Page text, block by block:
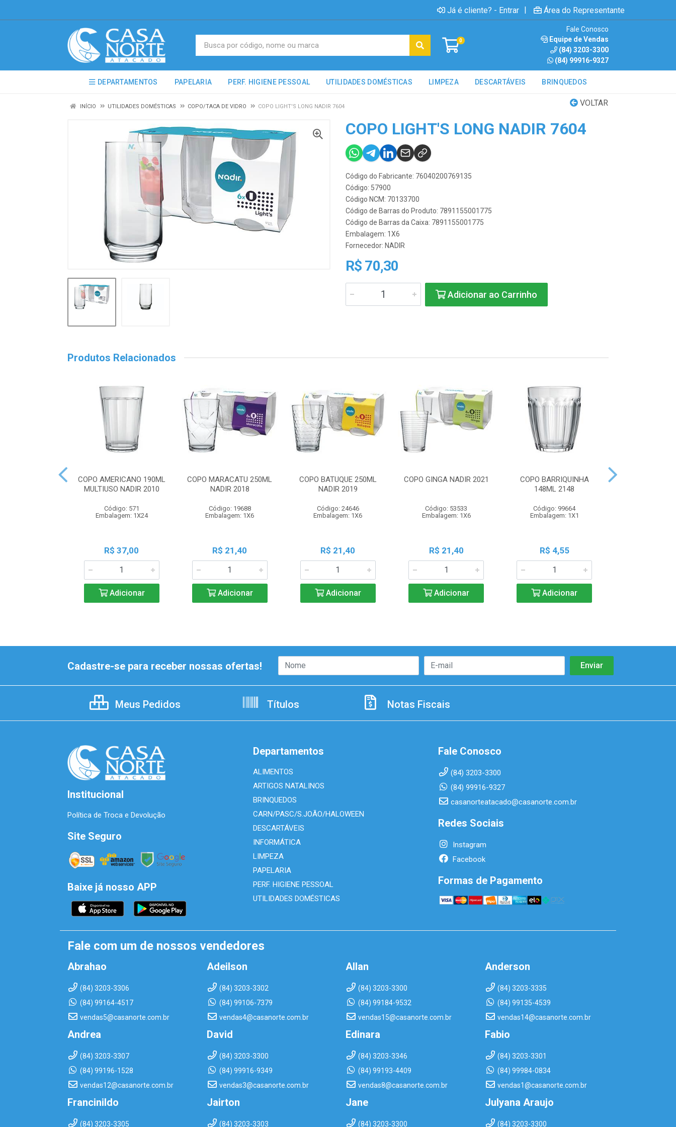
Já é cliente? - Entrar | Área do Representante
0
Fale Conosco
Equipe de Vendas
(84) 3203-3300
(84) 99916-9327
DEPARTAMENTOS PAPELARIA PERF. HIGIENE PESSOAL UTILIDADES DOMÉSTICAS LIMPEZA DESCARTÁVEIS BRINQUEDOS
VOLTAR
INÍCIO UTILIDADES DOMÉSTICAS COPO/TACA DE VIDRO COPO LIGHT'S LONG NADIR 7604
COPO LIGHT'S LONG NADIR 7604
Código do Fabricante: 76040200769135
Código: 57900
Código NCM: 70133700
Código de Barras do Produto: 7891155001775
Código de Barras da Caixa: 7891155001775
Embalagem: 1X6
Fornecedor: NADIR
R$ 70,30
Adicionar ao Carrinho
Produtos Relacionados
COPO AMERICANO 190ML
MULTIUSO NADIR 2010
Código: 571
Embalagem: 1X24
R$ 37,00
Adicionar
COPO MARACATU 250ML
NADIR 2018
Código: 19688
Embalagem: 1X6
R$ 21,40
Adicionar
COPO BATUQUE 250ML
NADIR 2019
Código: 24646
Embalagem: 1X6
R$ 21,40
Adicionar
COPO GINGA NADIR 2021
Código: 53533
Embalagem: 1X6
R$ 21,40
Adicionar
COPO BARRIQUINHA
148ML 2148
Código: 99664
Embalagem: 1X1
R$ 4,55
Adicionar
Cadastre-se para receber nossas ofertas!
Meus Pedidos Títulos Notas Fiscais
Institucional
Política de Troca e Devolução
Site Seguro
Baixe já nosso APP
Departamentos
ALIMENTOS
ARTIGOS NATALINOS
BRINQUEDOS
CARN/PASC/S.JOÃO/HALOWEEN
DESCARTÁVEIS
INFORMÁTICA
LIMPEZA
PAPELARIA
PERF. HIGIENE PESSOAL
UTILIDADES DOMÉSTICAS
Fale Conosco
(84) 3203-3300
(84) 99916-9327
casanorteatacado@casanorte.com.br
Redes Sociais
Instagram
Facebook
Formas de Pagamento
Fale com um de nossos vendedores
Abrahao
(84) 3203-3306
(84) 99164-4517
vendas5@casanorte.com.br
Adeilson
(84) 3203-3302
(84) 99106-7379
vendas4@casanorte.com.br
Allan
(84) 3203-3300
(84) 99184-9532
vendas15@casanorte.com.br
Anderson
(84) 3203-3335
(84) 99135-4539
vendas14@casanorte.com.br
Andrea
(84) 3203-3307
(84) 99196-1528
vendas12@casanorte.com.br
David
(84) 3203-3300
(84) 99916-9349
vendas3@casanorte.com.br
Edinara
(84) 3203-3346
(84) 99193-4409
vendas8@casanorte.com.br
Fabio
(84) 3203-3301
(84) 99984-0834
vendas1@casanorte.com.br
Francinildo
(84) 3203-3305
Jairton
(84) 3203-3303
Jane
(84) 3203-3300
Julyana Araujo
(84) 3203-3300